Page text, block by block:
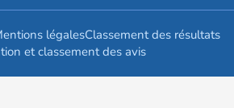
légalesClassement des résultats
et classement des avis